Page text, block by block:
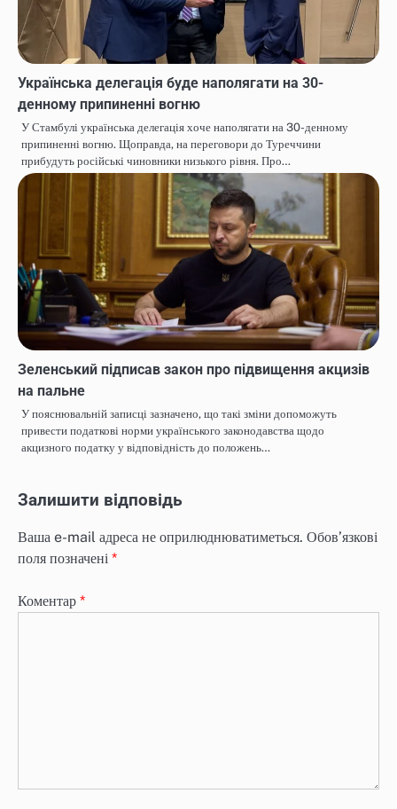
Українська делегація буде наполягати на 30-
денному припиненні вогню
У Стамбулі українська делегація хоче наполягати на 30-денному
припиненні вогню. Щоправда, на переговори до Туреччини
прибудуть російські чиновники низького рівня. Про…
Зеленський підписав закон про підвищення акцизів
на пальне
У пояснювальній записці зазначено, що такі зміни допоможуть
привести податкові норми українського законодавства щодо
акцизного податку у відповідність до положень…
Залишити відповідь
Ваша e-mail адреса не оприлюднюватиметься. Обов’язкові
поля позначені *
Коментар *